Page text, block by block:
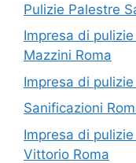
Pulizie Palestre
Impresa di
Mazzini Roma
Impresa di
Sanificazioni
Impresa di
Vittorio Roma